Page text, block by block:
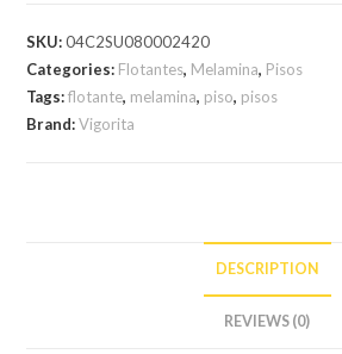
SKU:04C2SU080002420
Categories: Flotantes, Melamina, Pisos
Tags:flotante, melamina, piso, pisos
Brand:Vigorita
DESCRIPTION
REVIEWS (0)